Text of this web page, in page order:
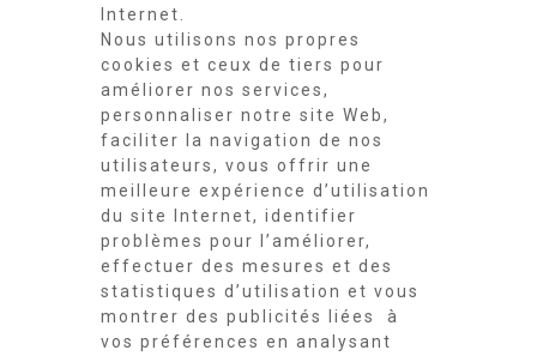
Internet.
Nous utilisons nos propres
cookies et ceux de tiers pour
améliorer nos services,
personnaliser notre site Web,
faciliter la navigation de nos
utilisateurs, vous offrir une
meilleure expérience d’utilisation
du site Internet, identifier
problèmes pour l’améliorer,
effectuer des mesures et des
statistiques d’utilisation et vous
montrer des publicités liées à
vos préférences en analysant